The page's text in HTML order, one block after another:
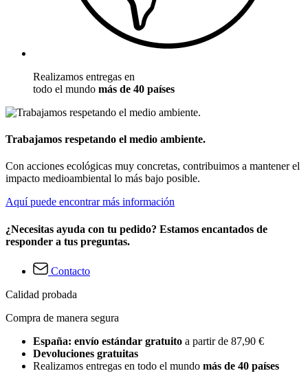
Realizamos entregas en
todo el mundo más de 40 países
Trabajamos respetando el medio ambiente.
Con acciones ecológicas muy concretas, contribuimos a mantener el
impacto medioambiental lo más bajo posible.
Aquí puede encontrar más información
¿Necesitas ayuda con tu pedido? Estamos encantados de
responder a tus preguntas.
Contacto
Calidad probada
Compra de manera segura
España: envío estándar gratuito a partir de 87,90 €
Devoluciones gratuitas
Realizamos entregas en todo el mundo más de 40 países